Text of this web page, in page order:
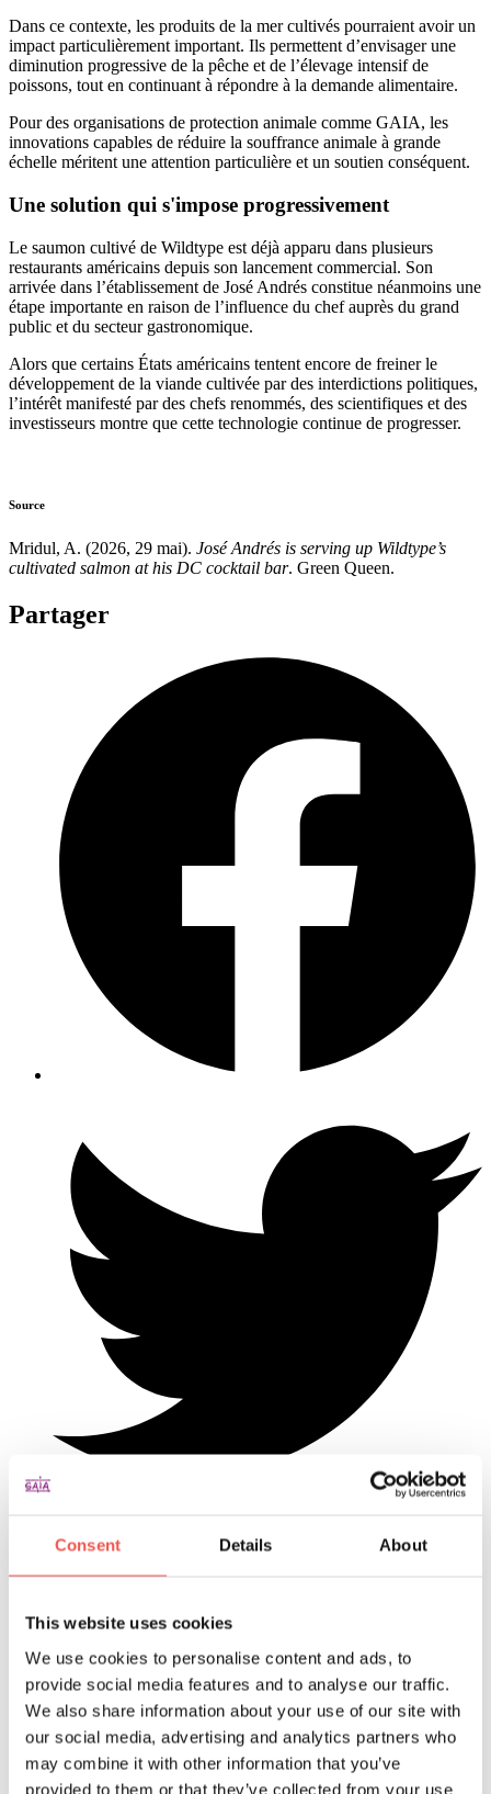
Consent Details About
This website uses cookies
We use cookies to personalise content and ads, to
provide social media features and to analyse our traffic.
We also share information about your use of our site with
our social media, advertising and analytics partners who
may combine it with other information that you’ve
provided to them or that they’ve collected from your use
Dans ce contexte, les produits de la mer cultivés pourraient avoir un
impact particulièrement important. Ils permettent d’envisager une
diminution progressive de la pêche et de l’élevage intensif de
poissons, tout en continuant à répondre à la demande alimentaire.
Pour des organisations de protection animale comme GAIA, les
innovations capables de réduire la souffrance animale à grande
échelle méritent une attention particulière et un soutien conséquent.
Une solution qui s'impose progressivement
Le saumon cultivé de Wildtype est déjà apparu dans plusieurs
restaurants américains depuis son lancement commercial. Son
arrivée dans l’établissement de José Andrés constitue néanmoins une
étape importante en raison de l’influence du chef auprès du grand
public et du secteur gastronomique.
Alors que certains États américains tentent encore de freiner le
développement de la viande cultivée par des interdictions politiques,
l’intérêt manifesté par des chefs renommés, des scientifiques et des
investisseurs montre que cette technologie continue de progresser.
Source
Mridul, A. (2026, 29 mai). José Andrés is serving up Wildtype’s
cultivated salmon at his DC cocktail bar. Green Queen.
Partager
sur